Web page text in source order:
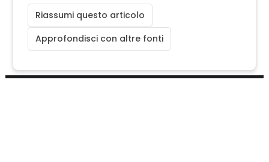
Riassumi questo articolo
Approfondisci con altre fonti